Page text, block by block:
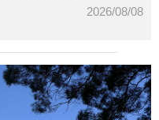
2026/08/08